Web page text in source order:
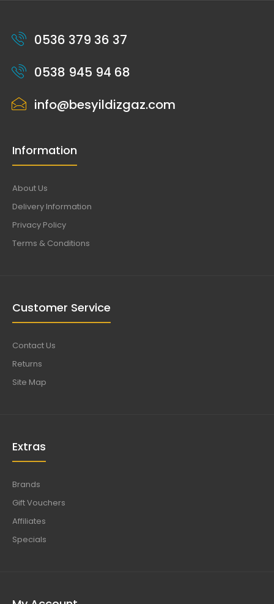
0536 379 36 37
0538 945 94 68
info@besyildizgaz.com
Information
About Us
Delivery Information
Privacy Policy
Terms & Conditions
Customer Service
Contact Us
Returns
Site Map
Extras
Brands
Gift Vouchers
Affiliates
Specials